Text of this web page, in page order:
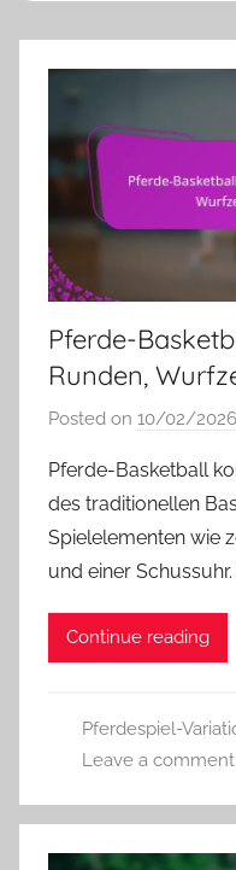
Pferde-
Runden,
Posted on 10/02/2026
Pferde-Basketball
des traditionellen
Spielelementen wie
und einer
Continue reading
Pferdespiel-
Leave a comment